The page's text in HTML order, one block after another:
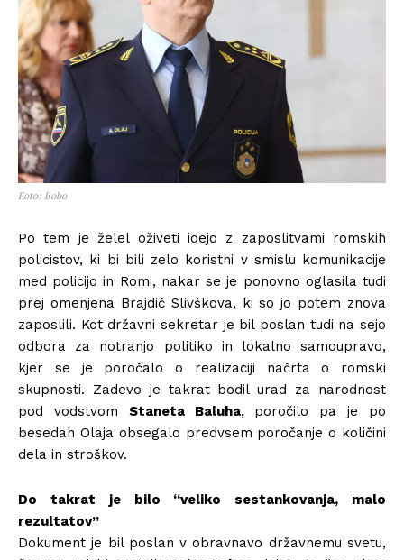
Foto: Bobo
Po tem je želel oživeti idejo z zaposlitvami romskih
policistov, ki bi bili zelo koristni v smislu komunikacije
med policijo in Romi, nakar se je ponovno oglasila tudi
prej omenjena Brajdič Slivškova, ki so jo potem znova
zaposlili. Kot državni sekretar je bil poslan tudi na sejo
odbora za notranjo politiko in lokalno samoupravo,
kjer se je poročalo o realizaciji načrta o romski
skupnosti. Zadevo je takrat bodil urad za narodnost
pod vodstvom Staneta Baluha, poročilo pa je po
besedah ​​Olaja obsegalo predvsem poročanje o količini
dela in stroškov.
Do takrat je bilo “veliko sestankovanja, malo
rezultatov”
Dokument je bil poslan v obravnavo državnemu svetu,